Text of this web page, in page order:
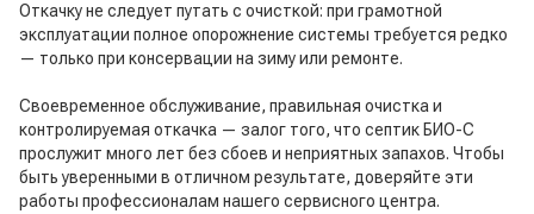
Откачку не следует путать с очисткой: при грамотной
эксплуатации полное опорожнение системы требуется редко
— только при консервации на зиму или ремонте.
Своевременное обслуживание, правильная очистка и
контролируемая откачка — залог того, что септик БИО-С
прослужит много лет без сбоев и неприятных запахов. Чтобы
быть уверенными в отличном результате, доверяйте эти
работы профессионалам нашего сервисного центра.